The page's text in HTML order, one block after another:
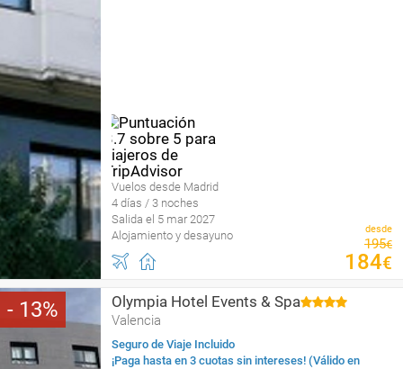
Vuelos desde Madrid
4 días / 3 noches
Salida el 5 mar 2027
Alojamiento y desayuno
desde
195€
184€
13 Olympia Hotel Events & Spa
Valencia
Seguro de Viaje Incluido
¡Paga hasta en 3 cuotas sin intereses! (Válido en